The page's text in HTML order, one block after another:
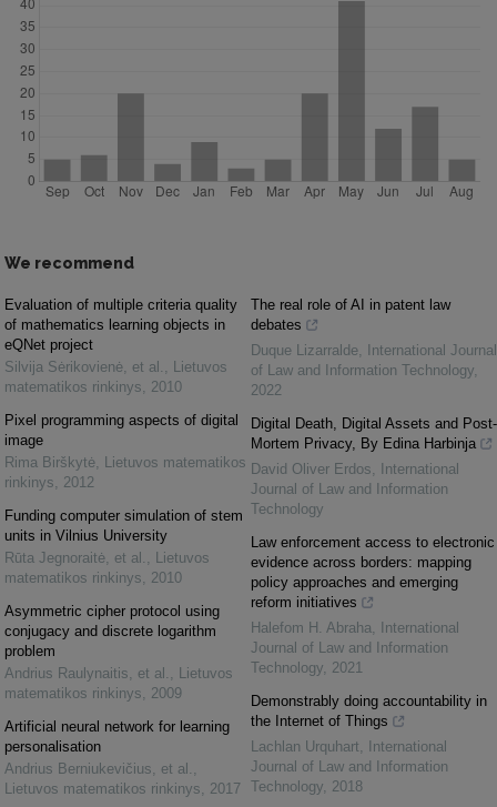
We recommend
Evaluation of multiple criteria quality
of mathematics learning objects in
eQNet project
Silvija Sėrikovienė, et al. , Lietuvos
matematikos rinkinys, 2010
Pixel programming aspects of digital
image
Rima Birškytė, Lietuvos matematikos
rinkinys, 2012
Funding computer simulation of stem
units in Vilnius University
Rūta Jegnoraitė, et al. , Lietuvos
matematikos rinkinys, 2010
Asymmetric cipher protocol using
conjugacy and discrete logarithm
problem
Andrius Raulynaitis, et al. , Lietuvos
matematikos rinkinys, 2009
Artificial neural network for learning
personalisation
Andrius Berniukevičius, et al. ,
Lietuvos matematikos rinkinys, 2017
The real role of AI in patent law
debates
Duque Lizarralde,
International Journal
of Law and Information Technology,
2022
Digital Death, Digital Assets and Post-
Mortem Privacy, By Edina Harbinja
David Oliver Erdos,
International
Journal of Law and Information
Technology
Law enforcement access to electronic
evidence across borders: mapping
policy approaches and emerging
reform initiatives
Halefom H. Abraha,
International
Journal of Law and Information
Technology, 2021
Demonstrably doing accountability in
the Internet of Things
Lachlan Urquhart,
International
Journal of Law and Information
Technology, 2018